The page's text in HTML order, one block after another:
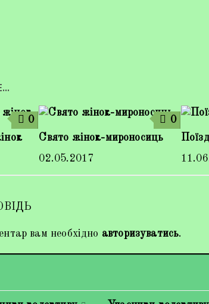
0
0
Свято жінок-мироносиць
02.05.2017
вам необхідно авторизуватись.